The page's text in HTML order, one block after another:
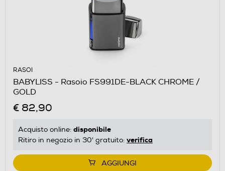
RASOI
BABYLISS - Rasoio FS991DE-BLACK CHROME /
GOLD
€ 82,90
Acquisto online: disponibile
Ritiro in negozio in 30' gratuito: verifica
AGGIUNGI